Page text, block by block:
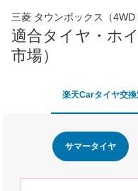
三菱 タウンボックス（
適合タイヤ・ホ
市場）
楽天Carタイヤ交換
サマータイヤ